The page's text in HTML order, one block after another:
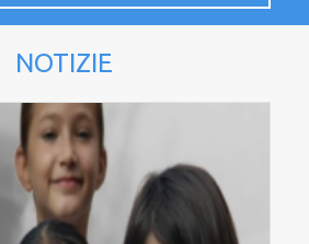
NOTIZIE